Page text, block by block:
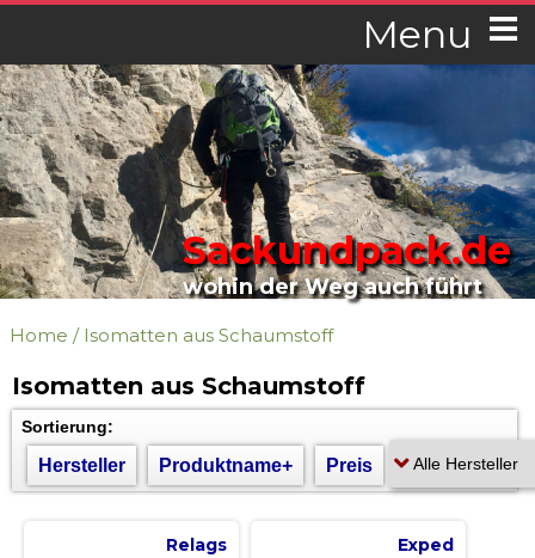
Menu
Sackundpack.de
wohin der Weg auch führt
Home / Isomatten aus Schaumstoff
Isomatten aus Schaumstoff
Sortierung:
Hersteller Produktname+ Preis
Relags Exped